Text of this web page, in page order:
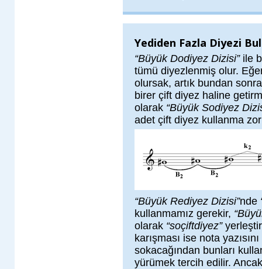
Yediden Fazla Diyezi
“Büyük Dodiyez Dizisi” ile
tümü diyezlenmiş olur.
olursak, artık bundan
birer çift diyez haline
olarak “Büyük Sodiyez
adet çift diyez kullanma
“Büyük Rediyez Dizisi”nde
kullanmamız gerekir,
olarak “soçiftdiyez”
karışması ise nota
sokacağından bunları
yürümek tercih edilir.